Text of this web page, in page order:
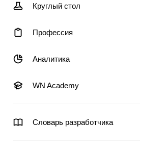
Круглый стол
Профессия
Аналитика
WN Academy
Словарь разработчика